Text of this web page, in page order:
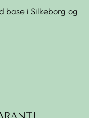
base i Silkeborg og